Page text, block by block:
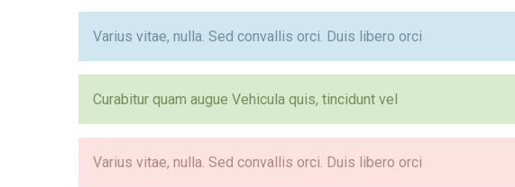
Varius vitae, nulla. Sed convallis orci. Duis libero orci
Curabitur quam augue Vehicula quis, tincidunt vel
Varius vitae, nulla. Sed convallis orci. Duis libero orci